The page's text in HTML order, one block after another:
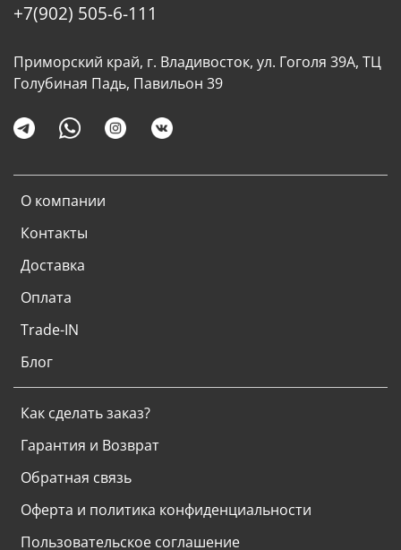
О компании
Контакты
Доставка
Оплата
Trade-IN
Блог
Как сделать заказ?
Гарантия и Возврат
Обратная связь
Оферта и политика конфиденциальности
Пользовательское соглашение
+7(902) 505-6-111
Приморский край, г. Владивосток, ул. Гоголя 39А, ТЦ
Голубиная Падь, Павильон 39